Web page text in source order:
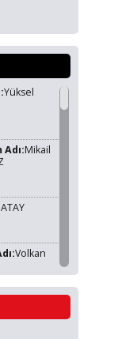
Yüksel
Mikail
Volkan